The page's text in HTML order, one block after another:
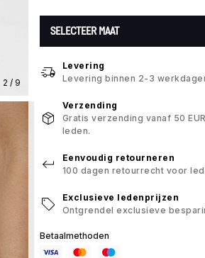
2 / 9
SELECTEER MAAT
Levering
Levering binnen 2-3
Verzending
Gratis verzending vanaf 50
leden.
Eenvoudig retourneren
100 dagen retourrecht voor
Exclusieve ledenprijzen
Ontgrendel exclusieve
Betaalmethoden